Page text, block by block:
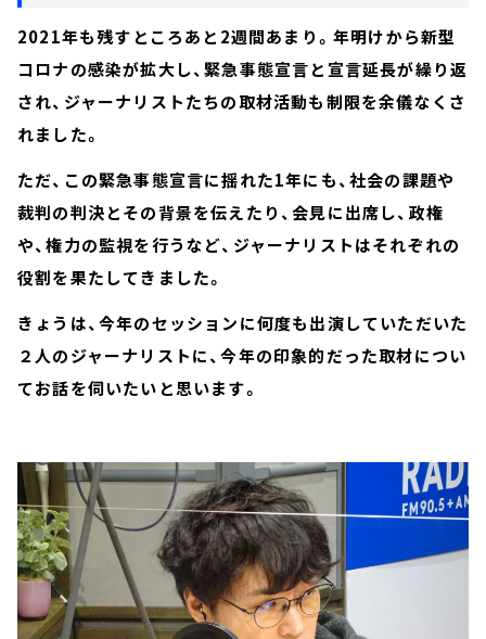
2021年も残すところあと2週間あまり。年明けから新型
コロナの感染が拡大し、緊急事態宣言と宣言延長が繰り返
され、ジャーナリストたちの取材活動も制限を余儀なくさ
れました。
ただ、この緊急事態宣言に揺れた1年にも、社会の課題や
裁判の判決とその背景を伝えたり、会見に出席し、政権
や、権力の監視を行うなど、ジャーナリストはそれぞれの
役割を果たしてきました。
きょうは、今年のセッションに何度も出演していただいた
２人のジャーナリストに、今年の印象的だった取材につい
てお話を伺いたいと思います。